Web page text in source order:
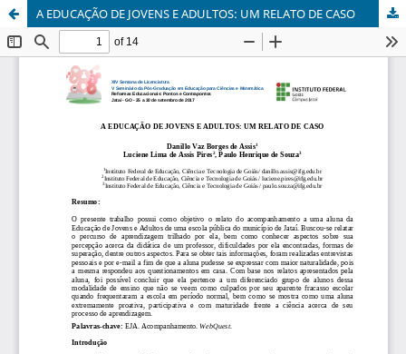
A EDUCAÇÃO DE JOVENS E ADULTOS: UM RELATO DE CASO